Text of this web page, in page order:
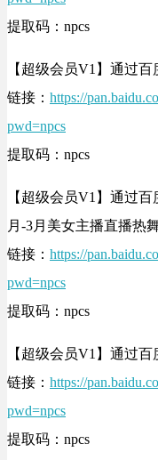
提取码：npcs
【超级会员V1】通过百
链接： https://
pwd=npcs
提取码：npcs
【超级会员V1】通过
月-3月美女主播直播热
链接： https://
pwd=npcs
提取码：npcs
【超级会员V1】通过
链接： https://
pwd=npcs
提取码：npcs